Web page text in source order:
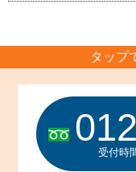
タップ
受付時